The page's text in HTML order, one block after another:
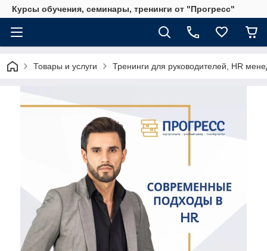
Курсы обучения, семинары, тренинги от "Прогресс"
Товары и услуги Тренинги для руководителей, HR